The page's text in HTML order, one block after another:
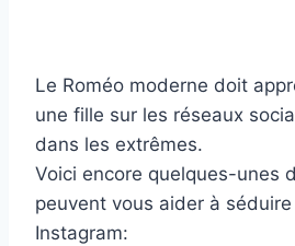
Le Roméo moderne doit
une fille sur les réseaux
dans les extrêmes.
Voici encore quelques-unes
peuvent vous aider à
Instagram: